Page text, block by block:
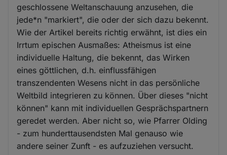
geschlossene Weltanschauung anzusehen, die
jede*n "markiert", die oder der sich dazu bekennt.
Wie der Artikel bereits richtig erwähnt, ist dies ein
Irrtum epischen Ausmaßes: Atheismus ist eine
individuelle Haltung, die bekennt, das Wirken
eines göttlichen, d.h. einflussfähigen
transzendenten Wesens nicht in das persönliche
Weltbild integrieren zu können. Über dieses "nicht
können" kann mit individuellen Gesprächspartnern
geredet werden. Aber nicht so, wie Pfarrer Olding
- zum hunderttausendsten Mal genauso wie
andere seiner Zunft - es aufzuziehen versucht.